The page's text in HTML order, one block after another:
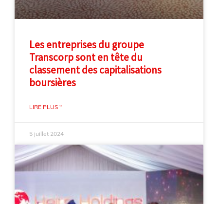
Les entreprises du groupe
Transcorp sont en tête du
classement des capitalisations
boursières
LIRE PLUS "
5 juillet 2024